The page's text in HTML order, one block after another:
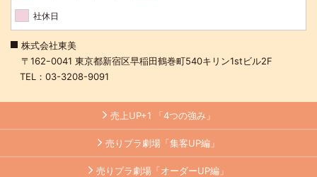
社休日
株式会社東美
〒162ｰ0041 東京都新宿区早稲田鶴巻町540キリン1stビル2F
TEL：03-3208-9091
売上UP+1 「4つの強み」
売りプラ劇場「集客UP編」
売りプラ劇場「オーダーUP編」